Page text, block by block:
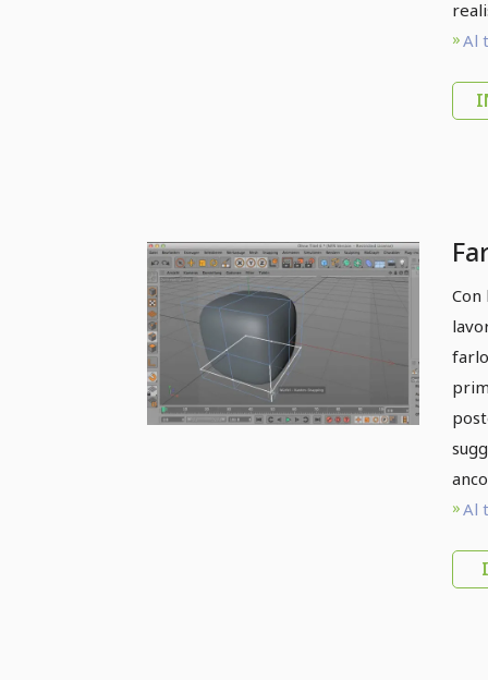
Al
Con
Al